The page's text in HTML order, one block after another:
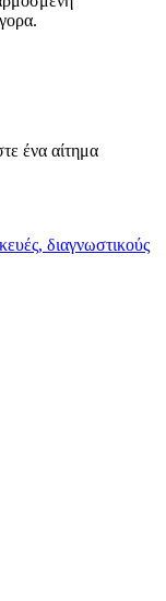
ένα αίτημα
διαγνωστικούς